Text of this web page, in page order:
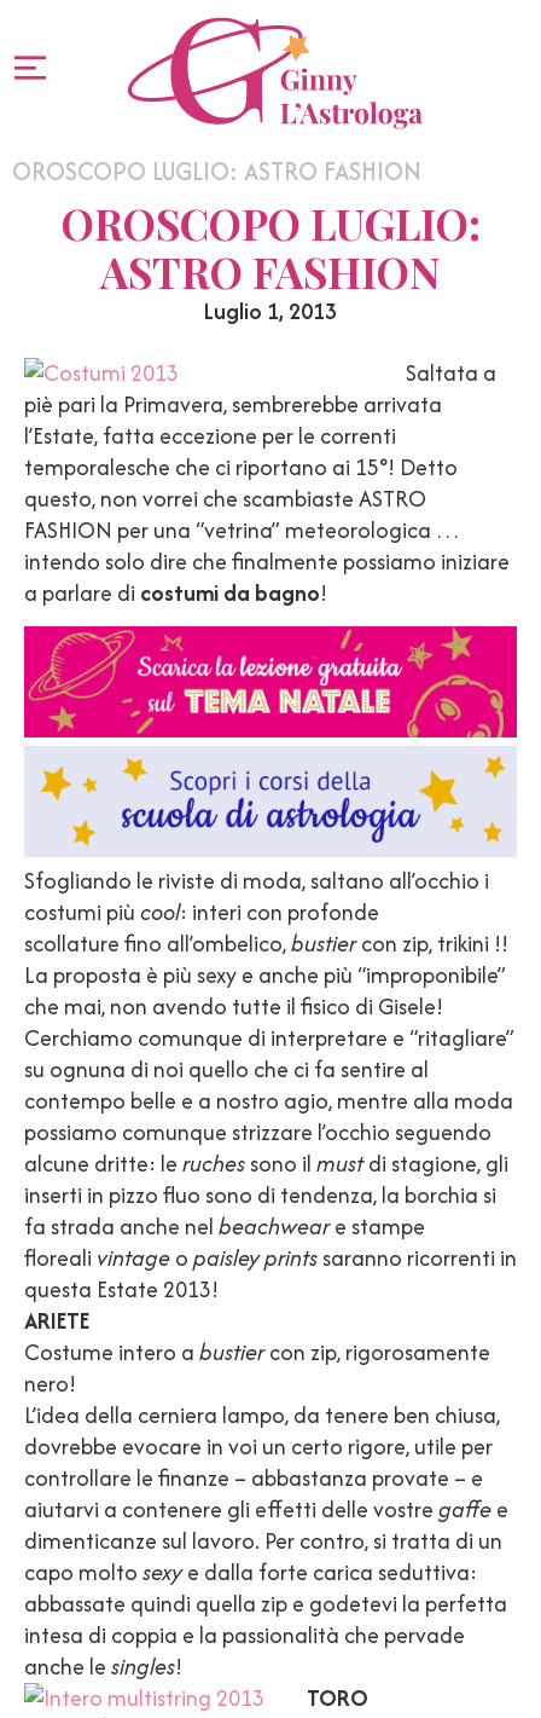
OROSCOPO LUGLIO: ASTRO FASHION
OROSCOPO LUGLIO:
ASTRO FASHION
Luglio 1, 2013
Saltata a
piè pari la Primavera, sembrerebbe arrivata
l’Estate, fatta eccezione per le correnti
temporalesche che ci riportano ai 15°! Detto
questo, non vorrei che scambiaste ASTRO
FASHION per una “vetrina” meteorologica …
intendo solo dire che finalmente possiamo iniziare
a parlare di costumi da bagno!
Sfogliando le riviste di moda, saltano all’occhio i
costumi piùcool: interi con profonde
scollature fino all’ombelico,bustiercon zip, trikini !!
La proposta è più sexy e anche più “improponibile”
che mai, non avendo tutte il fisico di Gisele!
Cerchiamo comunque di interpretare e “ritagliare”
su ognuna di noi quello che ci fa sentire al
contempo belle e a nostro agio, mentre alla moda
possiamo comunque strizzare l’occhio seguendo
alcune dritte: leruchessono ilmustdi stagione, gli
inserti in pizzo fluo sono di tendenza, la borchia si
fa strada anche nelbeachweare stampe
floreali vintageopaisley printssaranno ricorrenti in
questa Estate 2013!
ARIETE
Costume intero abustiercon zip, rigorosamente
nero!
L’idea della cerniera lampo, da tenere ben chiusa,
dovrebbe evocare in voi un certo rigore, utile per
controllare le finanze – abbastanza provate – e
aiutarvi a contenere gli effetti delle vostregaffee
dimenticanze sul lavoro. Per contro, si tratta di un
capo moltosexye dalla forte carica seduttiva:
abbassate quindi quella zip e godetevi la perfetta
intesa di coppia e la passionalità che pervade
anche lesingles!
TORO